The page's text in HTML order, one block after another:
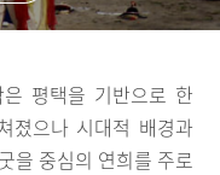
평택을 기반으로 한
졌으나 시대적 배경과
을 중심의 연희를 주로